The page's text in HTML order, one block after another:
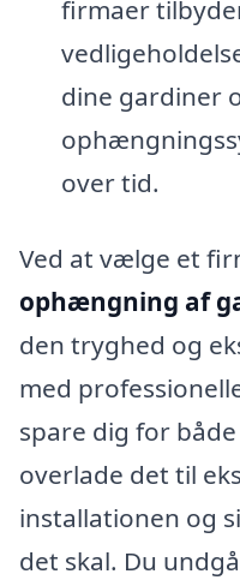
firmaer
dine gardiner
over tid.
Ved at vælge et
ophængning af
den tryghed og
med
spare dig for
overlade det til
installationen og
det skal. Du